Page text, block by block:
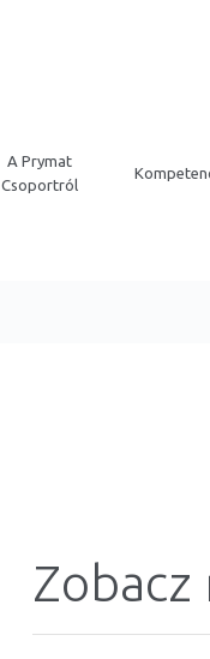
A Prymat
Csoportról